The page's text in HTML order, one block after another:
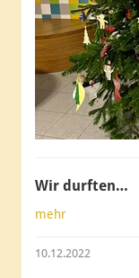
Wir durften…
mehr
10.12.2022